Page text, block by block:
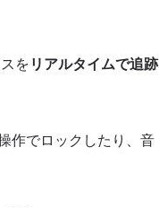
を リアルタイムで追跡
作でロックしたり、音